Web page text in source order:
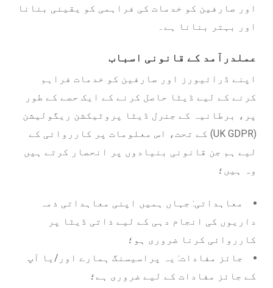
اور صارفین کو خدمات کی فراہمی کو یقینی بنانا
اور بہتر بنانا ہے۔
عملدرآمد کے قانونی اسباب
اپنے ڈرائیورز اور صارفین کو خدمات فراہم
کرنے کے لیے ڈیٹا حاصل کرنے کے ایک حصے کے طور
پر، برطانیہ کے جنرل ڈیٹا پروٹیکشن ریگولیشن
(UK GDPR) کے تحت، اس معلومات پر کارروائی کے
لیے ہم جن قانونی بنیادوں پر انحصار کرتے ہیں
وہ ہیں؛
معاہداتی: جہاں ہمیں اپنی معاہداتی ذمہ
داریوں کی انجام دہی کے لیے ذاتی ڈیٹا پر
کارروائی کرنا ضروری ہو؛
جائز مفادات: یہ پراسیسنگ ہمارے اور/یا آپ
کے جائز مفادات کے لیے ضروری ہے؛